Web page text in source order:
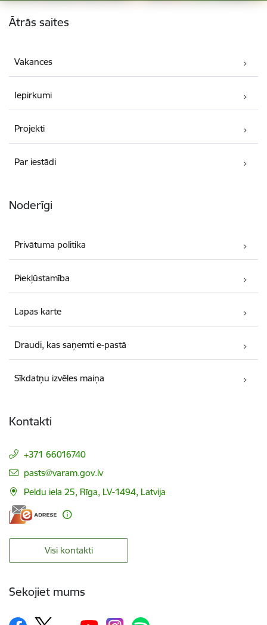
Kājene
Ātrās saites
Vakances
Iepirkumi
Projekti
Par iestādi
Noderīgi
Privātuma politika
Piekļūstamība
Lapas karte
Draudi, kas saņemti e-pastā
Sīkdatņu izvēles maiņa
Kontakti
+371 66016740
E-pasts:
pasts@varam.gov.lv
Peldu iela 25, Rīga, LV-1494, Latvija
Visi kontakti
Sekojiet mums